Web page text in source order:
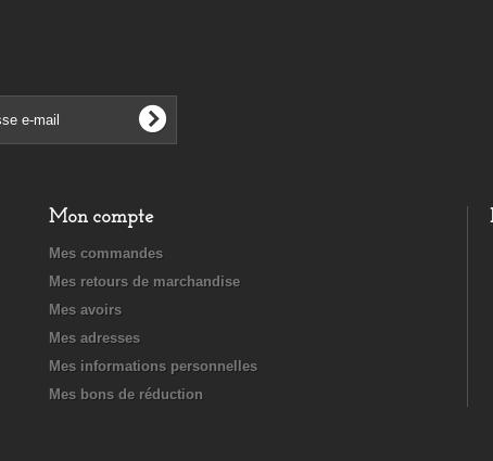
Mon compte
Mes commandes
Mes retours de marchandise
Mes avoirs
Mes adresses
Mes informations personnelles
Mes bons de réduction